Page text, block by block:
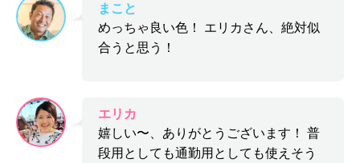
まこと
めっちゃ良い色！ エリカさん、絶対似
合うと思う！
エリカ
嬉しい〜、ありがとうございます！ 普
段用としても通勤用としても使えそう